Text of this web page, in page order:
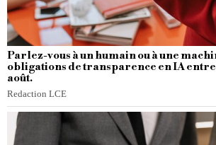
Parlez-vous à un humain ou à une
obligations de transparence en IA
août.
Redaction LCE